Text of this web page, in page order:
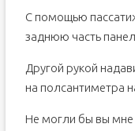
С помощью
заднюю часть
Другой рукой
на полсантиметра
Не могли бы вы